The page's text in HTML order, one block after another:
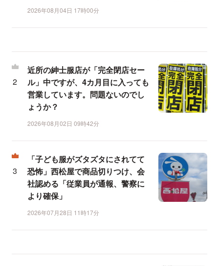
2026年08月04日 17時00分
近所の紳士服店が「完全閉店セー
ル」中ですが、4カ月目に入っても
営業しています。問題ないのでし
ょうか？
2026年08月02日 09時42分
「子ども服がズタズタにされてて
恐怖」西松屋で商品切りつけ、会
社認める「従業員が通報、警察に
より確保」
2026年07月28日 11時17分